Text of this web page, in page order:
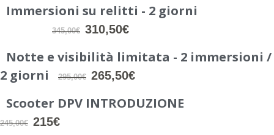
Immersioni su relitti - 2 giorni
345,00€ 310,50€
Notte e visibilità limitata - 2 immersioni /
2 giorni
295,00€ 265,50€
Scooter DPV INTRODUZIONE
245,00€ 215€